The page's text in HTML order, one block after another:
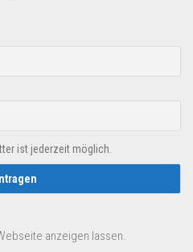
ist jederzeit möglich.
anzeigen lassen.